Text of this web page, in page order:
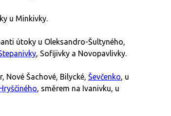
u Minkivky.
útoky u Oleksandro-Šultyného,
, Sofijivky a Novopavlivky.
Nové Šachové, Bilycké, Ševčenko, u
, směrem na Ivanivku, u